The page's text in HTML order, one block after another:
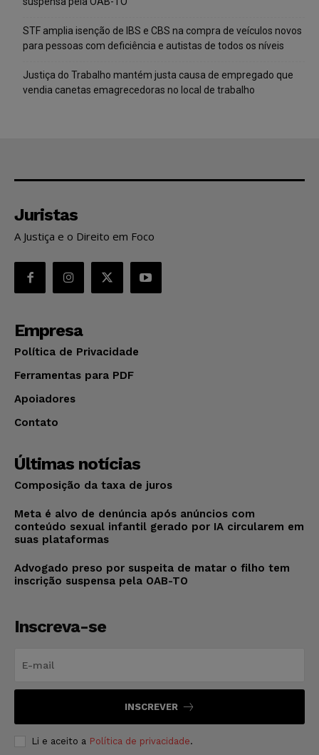
STF amplia isenção de IBS e CBS na compra de veículos novos
para pessoas com deficiência e autistas de todos os níveis
Justiça do Trabalho mantém justa causa de empregado que
vendia canetas emagrecedoras no local de trabalho
Juristas
A Justiça e o Direito em Foco
Empresa
Política de Privacidade
Ferramentas para PDF
Apoiadores
Contato
Últimas notícias
Composição da taxa de juros
Meta é alvo de denúncia após anúncios com
conteúdo sexual infantil gerado por IA circularem em
suas plataformas
Advogado preso por suspeita de matar o filho tem
inscrição suspensa pela OAB-TO
Inscreva-se
INSCREVER
Li e aceito a Política de privacidade.